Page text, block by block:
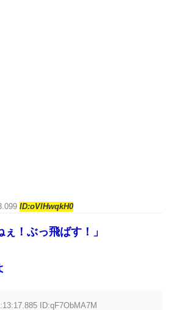
ID:oVlHwqkH0
！ぶっ飛ばす！」
ID:qF7ObMA7M